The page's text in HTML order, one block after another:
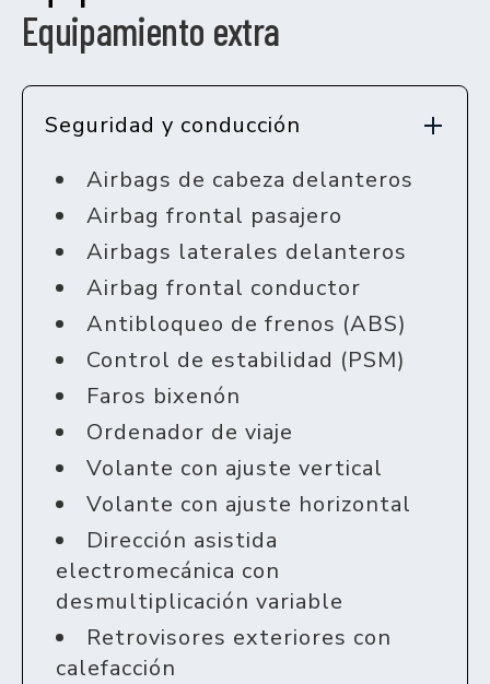
Equipamiento extra
Seguridad y conducción
Airbags de cabeza delanteros
Airbag frontal pasajero
Airbags laterales delanteros
Airbag frontal conductor
Antibloqueo de frenos (ABS)
Control de estabilidad (PSM)
Faros bixenón
Ordenador de viaje
Volante con ajuste vertical
Volante con ajuste horizontal
Dirección asistida
electromecánica con
desmultiplicación variable
Retrovisores exteriores con
calefacción